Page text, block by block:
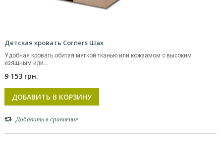
Детская кровать Corners Шах
Удобная кровать обитая мягкой тканью или кожзамом с высоким
изящным или...
9 153 грн.
ДОБАВИТЬ В КОРЗИНУ
Добавить в сравнение